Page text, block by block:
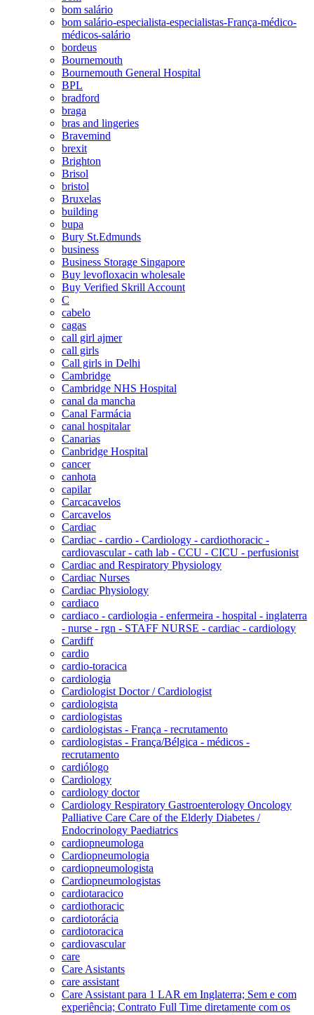
bom salário
bom salário-especialista-especialistas-França-médico-
médicos-salário
bordeus
Bournemouth
Bournemouth General Hospital
BPL
bradford
braga
bras and lingeries
Bravemind
brexit
Brighton
Brisol
bristol
Bruxelas
building
bupa
Bury St.Edmunds
business
Business Storage Singapore
Buy levofloxacin wholesale
Buy Verified Skrill Account
C
cabelo
cagas
call girl ajmer
call girls
Call girls in Delhi
Cambridge
Cambridge NHS Hospital
canal da mancha
Canal Farmácia
canal hospitalar
Canarias
Canbridge Hospital
cancer
canhota
capilar
Carcacavelos
Carcavelos
Cardiac
Cardiac - cardio - Cardiology - cardiothoracic -
cardiovascular - cath lab - CCU - CICU - perfusionist
Cardiac and Respiratory Physiology
Cardiac Nurses
Cardiac Physiology
cardiaco
cardiaco - cardiologia - enfermeira - hospital - inglaterra
- nurse - rgn - STAFF NURSE - cardiac - cardiology
Cardiff
cardio
cardio-toracica
cardiologia
Cardiologist Doctor / Cardiologist
cardiologista
cardiologistas
cardiologistas - França - recrutamento
cardiologistas - França/Bélgica - médicos -
recrutamento
cardiólogo
Cardiology
cardiology doctor
Cardiology Respiratory Gastroenterology Oncology
Palliative Care Care of the Elderly Diabetes /
Endocrinology Paediatrics
cardiopneumologa
Cardiopneumologia
cardiopneumologista
Cardiopneumologistas
cardiotaracico
cardiothoracic
cardiotorácia
cardiotoracica
cardiovascular
care
Care Asistants
care assistant
Care Assistant para 1 LAR em Inglaterra; Sem e com
experiência; Contrato Full Time diretamente com os